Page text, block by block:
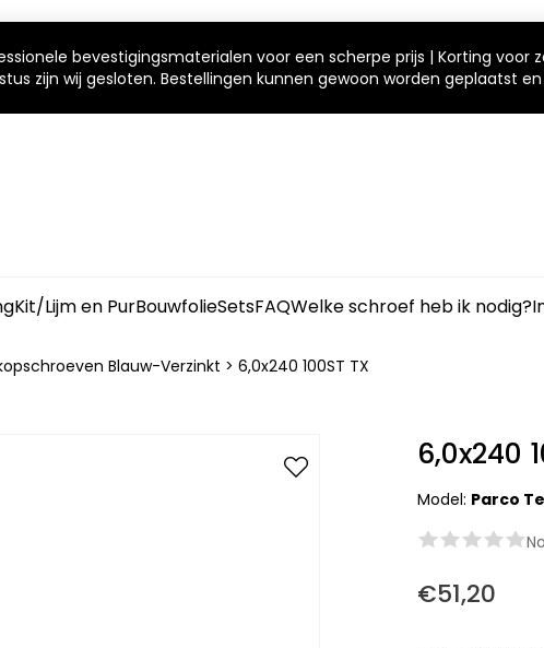
bevestigingsmaterialen voor een scherpe prijs | Korting voor
zijn wij gesloten. Bestellingen kunnen gewoon worden geplaatst
Kit/Lijm en PurBouwfolieSetsFAQWelke schroef heb ik nodig?
Blauw-Verzinkt > 6,0x240 100ST TX
6,0x240
Model: Parco
€51,20